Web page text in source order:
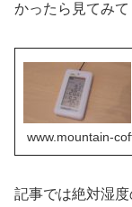
かったら見てみて
www.mountain-
記事では絶対湿度